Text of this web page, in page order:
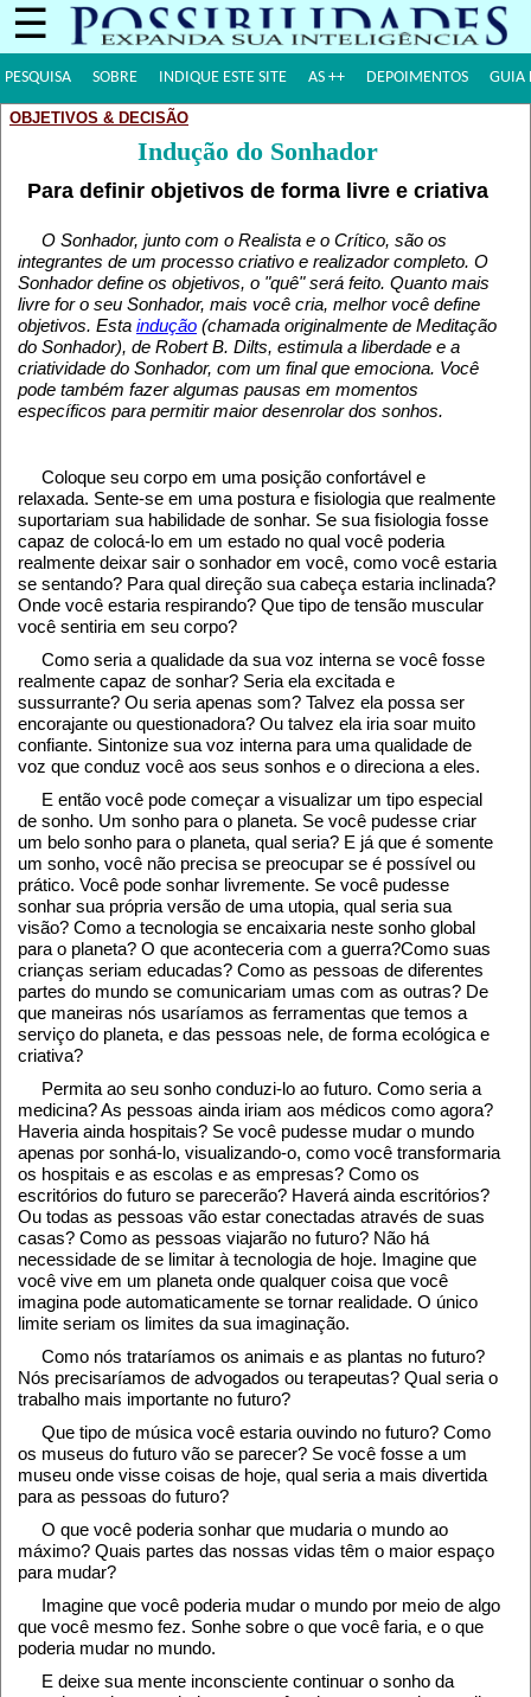
☰
PESQUISA SOBRE INDIQUE ESTE SITE AS ++ DEPOIMENTOS GUIA
OBJETIVOS & DECISÃO
Indução do Sonhador
Para definir objetivos de forma livre e criativa
O Sonhador, junto com o Realista e o Crítico, são os
integrantes de um processo criativo e realizador completo. O
Sonhador define os objetivos, o "quê" será feito. Quanto mais
livre for o seu Sonhador, mais você cria, melhor você define
objetivos. Esta indução (chamada originalmente de Meditação
do Sonhador), de Robert B. Dilts, estimula a liberdade e a
criatividade do Sonhador, com um final que emociona. Você
pode também fazer algumas pausas em momentos
específicos para permitir maior desenrolar dos sonhos.
Coloque seu corpo em uma posição confortável e
relaxada. Sente-se em uma postura e fisiologia que realmente
suportariam sua habilidade de sonhar. Se sua fisiologia fosse
capaz de colocá-lo em um estado no qual você poderia
realmente deixar sair o sonhador em você, como você estaria
se sentando? Para qual direção sua cabeça estaria inclinada?
Onde você estaria respirando? Que tipo de tensão muscular
você sentiria em seu corpo?
Como seria a qualidade da sua voz interna se você fosse
realmente capaz de sonhar? Seria ela excitada e
sussurrante? Ou seria apenas som? Talvez ela possa ser
encorajante ou questionadora? Ou talvez ela iria soar muito
confiante. Sintonize sua voz interna para uma qualidade de
voz que conduz você aos seus sonhos e o direciona a eles.
E então você pode começar a visualizar um tipo especial
de sonho. Um sonho para o planeta. Se você pudesse criar
um belo sonho para o planeta, qual seria? E já que é somente
um sonho, você não precisa se preocupar se é possível ou
prático. Você pode sonhar livremente. Se você pudesse
sonhar sua própria versão de uma utopia, qual seria sua
visão? Como a tecnologia se encaixaria neste sonho global
para o planeta? O que aconteceria com a guerra?Como suas
crianças seriam educadas? Como as pessoas de diferentes
partes do mundo se comunicariam umas com as outras? De
que maneiras nós usaríamos as ferramentas que temos a
serviço do planeta, e das pessoas nele, de forma ecológica e
criativa?
Permita ao seu sonho conduzi-lo ao futuro. Como seria a
medicina? As pessoas ainda iriam aos médicos como agora?
Haveria ainda hospitais? Se você pudesse mudar o mundo
apenas por sonhá-lo, visualizando-o, como você transformaria
os hospitais e as escolas e as empresas? Como os
escritórios do futuro se parecerão? Haverá ainda escritórios?
Ou todas as pessoas vão estar conectadas através de suas
casas? Como as pessoas viajarão no futuro? Não há
necessidade de se limitar à tecnologia de hoje. Imagine que
você vive em um planeta onde qualquer coisa que você
imagina pode automaticamente se tornar realidade. O único
limite seriam os limites da sua imaginação.
Como nós trataríamos os animais e as plantas no futuro?
Nós precisaríamos de advogados ou terapeutas? Qual seria o
trabalho mais importante no futuro?
Que tipo de música você estaria ouvindo no futuro? Como
os museus do futuro vão se parecer? Se você fosse a um
museu onde visse coisas de hoje, qual seria a mais divertida
para as pessoas do futuro?
O que você poderia sonhar que mudaria o mundo ao
máximo? Quais partes das nossas vidas têm o maior espaço
para mudar?
Imagine que você poderia mudar o mundo por meio de algo
que você mesmo fez. Sonhe sobre o que você faria, e o que
poderia mudar no mundo.
E deixe sua mente inconsciente continuar o sonho da